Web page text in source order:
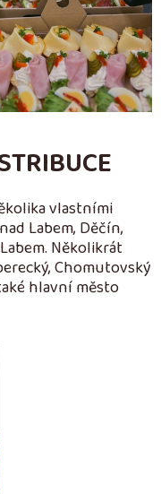
vlastními
Labem, Děčín,
Několikrát
Chomutovský
hlavní město